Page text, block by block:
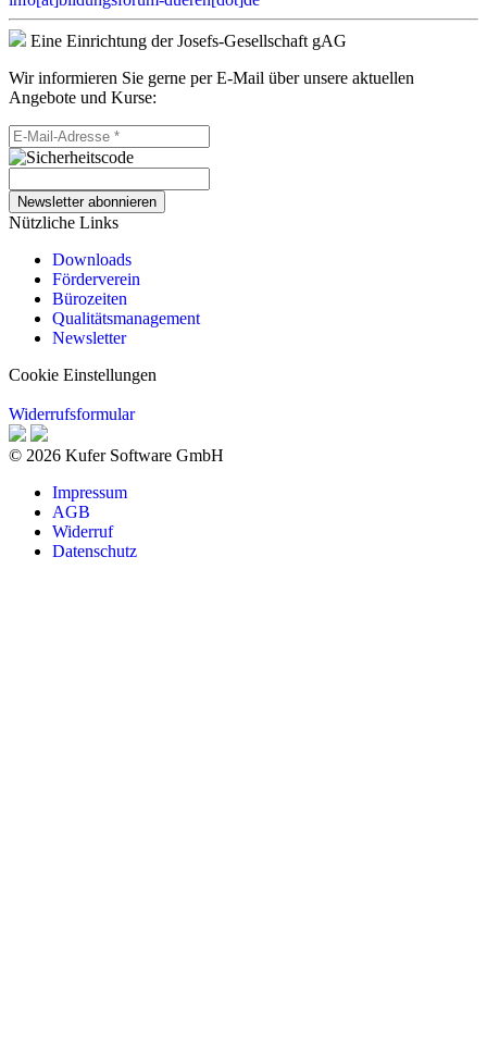
Eine Einrichtung der Josefs-Gesellschaft gAG
Wir informieren Sie gerne per E-Mail über unsere aktuellen
Angebote und Kurse:
Newsletter abonnieren
Nützliche Links
Downloads
Förderverein
Bürozeiten
Qualitätsmanagement
Newsletter
Cookie Einstellungen
Widerrufsformular
© 2026 Kufer Software GmbH
Impressum
AGB
Widerruf
Datenschutz